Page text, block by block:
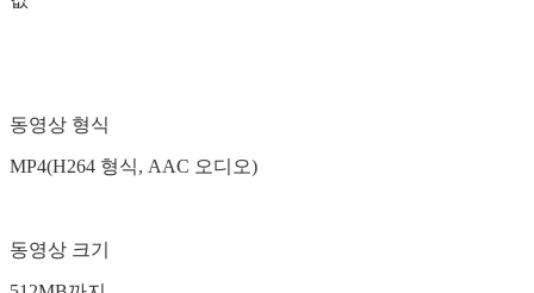
동영상 형식
MP4(H264 형식, AAC 오디오)
동영상 크기